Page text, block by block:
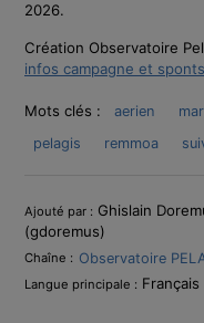
2026.
Création Observatoire
infos campagne et
Mots clés : aerien
pelagis
remmoa
Informations
Ajouté par : Ghislain
(gdoremus)
Chaîne : Observatoire
Langue principale : Français